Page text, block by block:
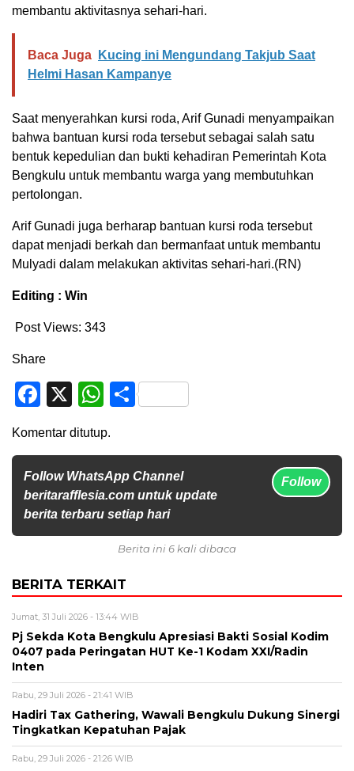
membantu aktivitasnya sehari-hari.
Baca Juga
Kucing ini Mengundang Takjub Saat
Helmi Hasan Kampanye
Saat menyerahkan kursi roda, Arif Gunadi menyampaikan
bahwa bantuan kursi roda tersebut sebagai salah satu
bentuk kepedulian dan bukti kehadiran Pemerintah Kota
Bengkulu untuk membantu warga yang membutuhkan
pertolongan.
Arif Gunadi juga berharap bantuan kursi roda tersebut
dapat menjadi berkah dan bermanfaat untuk membantu
Mulyadi dalam melakukan aktivitas sehari-hari.(RN)
Editing : Win
Post Views: 343
Share
Facebook
X WhatsApp
Share
Komentar ditutup.
Follow WhatsApp Channel
beritarafflesia.com untuk update
berita terbaru setiap hari
Follow
Berita ini 6 kali dibaca
BERITA TERKAIT
Jumat, 31 Juli 2026 - 13:44 WIB
Pj Sekda Kota Bengkulu Apresiasi Bakti Sosial Kodim
0407 pada Peringatan HUT Ke-1 Kodam XXI/Radin
Inten
Rabu, 29 Juli 2026 - 21:41 WIB
Hadiri Tax Gathering, Wawali Bengkulu Dukung Sinergi
Tingkatkan Kepatuhan Pajak
Rabu, 29 Juli 2026 - 21:26 WIB